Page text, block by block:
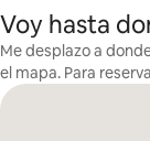
Voy hasta
Me desplazo a
el mapa. Para